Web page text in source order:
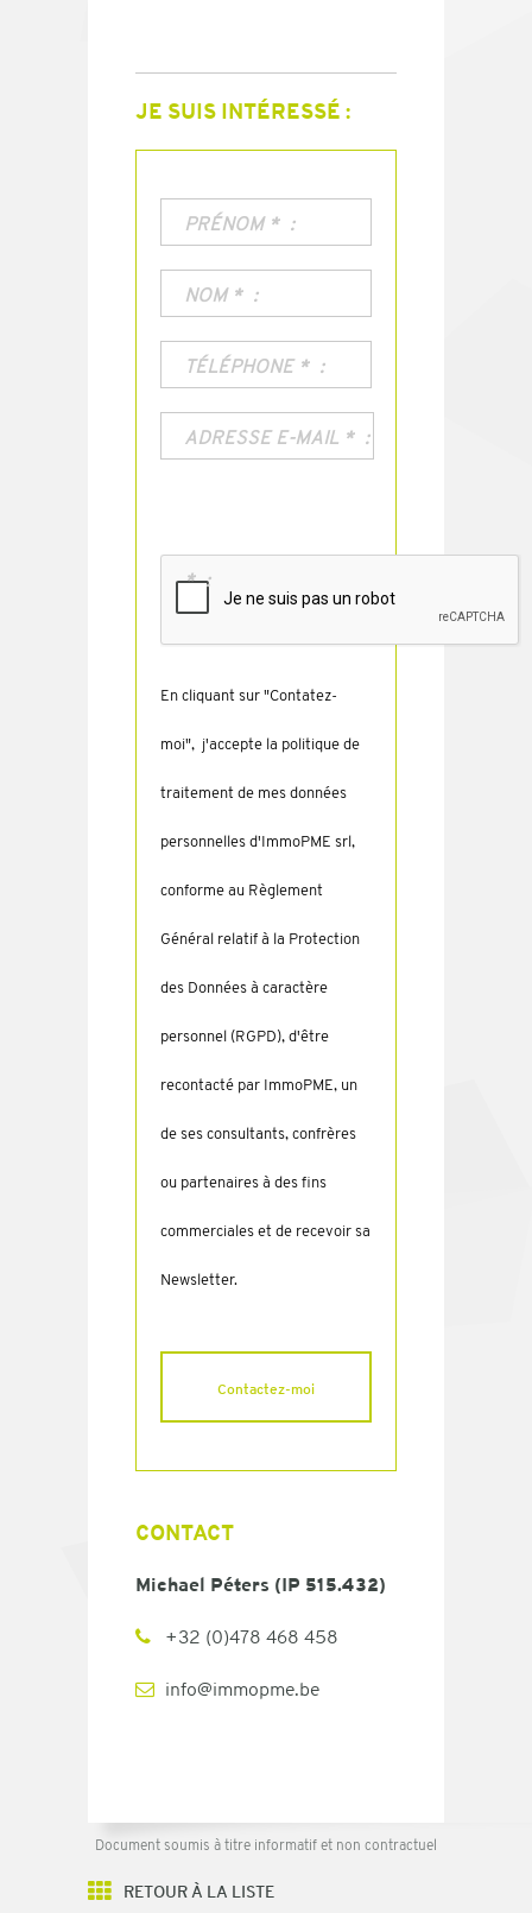
JE SUIS INTÉRESSÉ :
PRÉNOM *
NOM *
TÉLÉPHONE *
ADRESSE E-MAIL *
*
En cliquant sur "Contatez-
moi", j'accepte la politique de
traitement de mes données
personnelles d'ImmoPME srl,
conforme au Règlement
Général relatif à la Protection
des Données à caractère
personnel (RGPD), d'être
recontacté par ImmoPME, un
de ses consultants, confrères
ou partenaires à des fins
commerciales et de recevoir sa
Newsletter.
CONTACT
Michael Péters (IP 515.432)
+32 (0)478 468 458
info@immopme.be
Document soumis à titre informatif et non contractuel
RETOUR À LA LISTE